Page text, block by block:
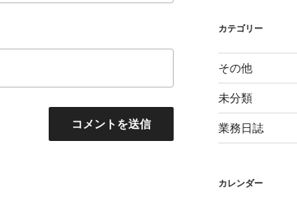
カテゴリー
その他
未分類
業務日誌
カレンダー